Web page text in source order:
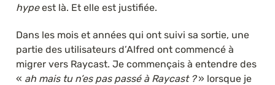
hype est là. Et elle est justifiée.
Dans les mois et années qui ont suivi sa sortie, une
partie des utilisateurs d’Alfred ont commencé à
migrer vers Raycast. Je commençais à entendre des
« ah mais tu n’es pas passé à Raycast ? » lorsque je